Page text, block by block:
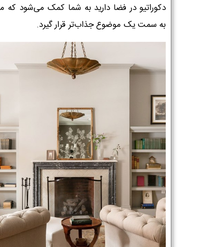
دکوراتیو در فضا دارید به شما کمک می‌شود که
به سمت یک موضوع جذاب‌تر قرار گیرد.